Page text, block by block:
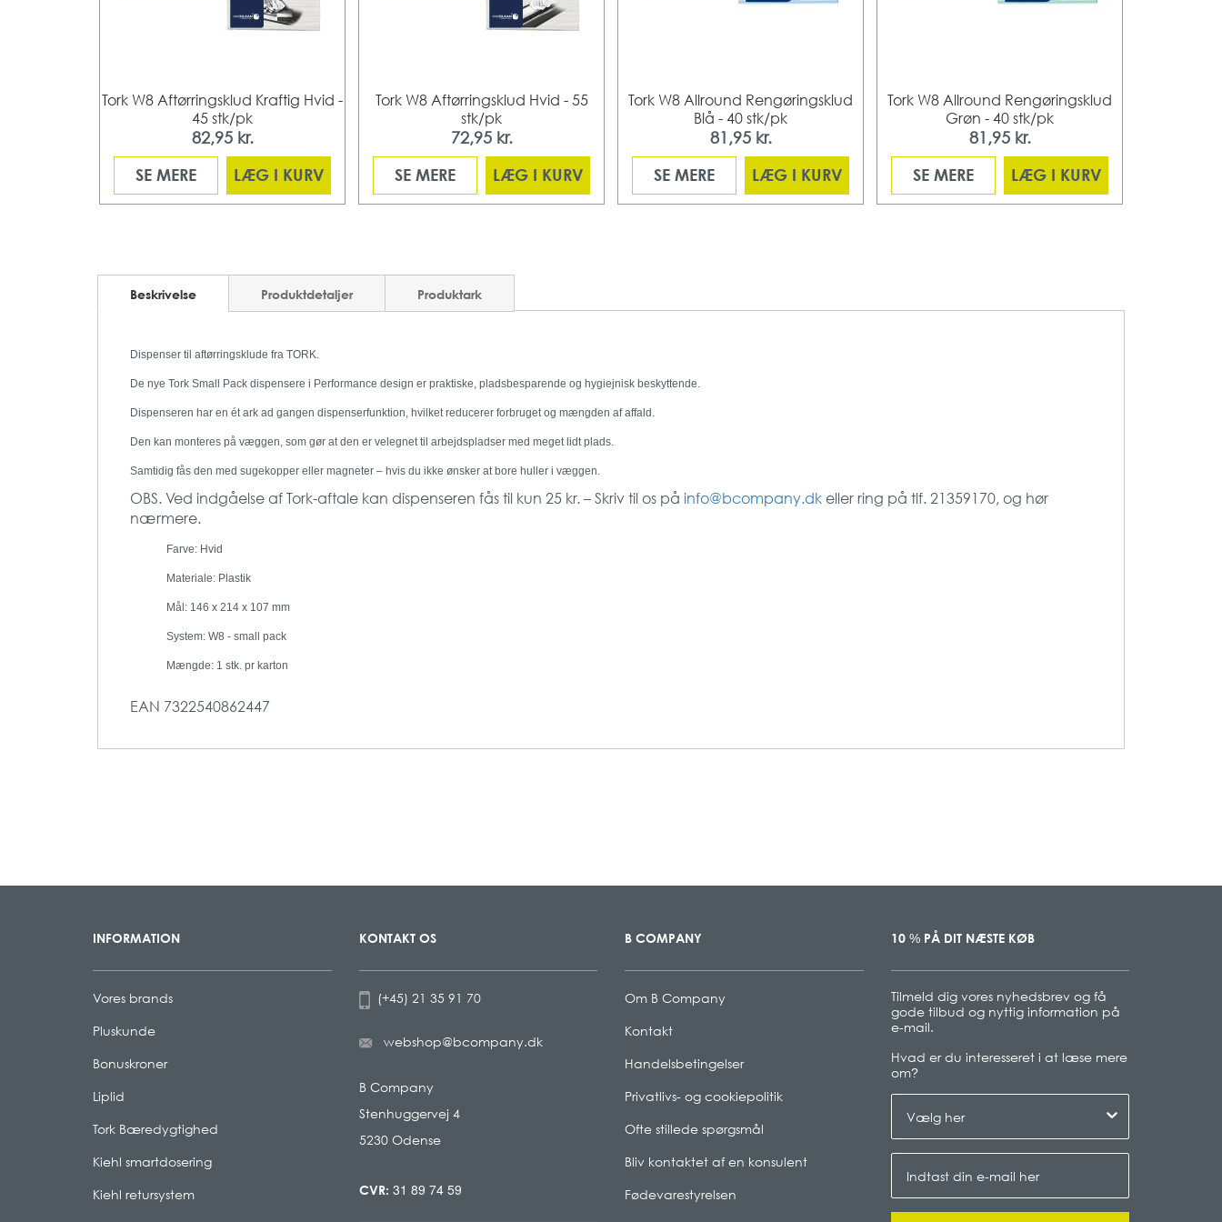
Tork W8 Aftørringsklud Kraftig Hvid -
45 stk/pk
82,95 kr.
SE MERE
LÆG I KURV
Tork W8 Aftørringsklud Hvid - 55
stk/pk
72,95 kr.
SE MERE
LÆG I KURV
Tork W8 Allround Rengøringsklud
Blå - 40 stk/pk
81,95 kr.
SE MERE
LÆG I KURV
Tork W8 Allround Rengøringsklud
Grøn - 40 stk/pk
81,95 kr.
SE MERE
LÆG I KURV
Beskrivelse
Dispenser til aftørringsklude fra TORK.
De nye Tork Small Pack dispensere i Performance design er praktiske, pladsbesparende og hygiejnisk beskyttende.
Dispenseren har en ét ark ad gangen dispenserfunktion, hvilket reducerer forbruget og mængden af affald.
Den kan monteres på væggen, som gør at den er velegnet til arbejdspladser med meget lidt plads.
Samtidig fås den med sugekopper eller magneter – hvis du ikke ønsker at bore huller i væggen.
OBS. Ved indgåelse af Tork-aftale kan dispenseren fås til kun 25 kr. – Skriv til os på info@bcompany.dk eller ring på tlf. 21359170, og hør
nærmere.
Farve: Hvid
Materiale: Plastik
Mål: 146 x 214 x 107 mm
System: W8 - small pack
Mængde: 1 stk. pr karton
EAN 7322540862447
Produktdetaljer Produktark
INFORMATION
Vores brands
Pluskunde
Bonuskroner
Liplid
Tork Bæredygtighed
Kiehl smartdosering
Kiehl retursystem
KONTAKT OS
(+45) 21 35 91 70
webshop@bcompany.dk
B Company
Stenhuggervej 4
5230 Odense
CVR: 31 89 74 59
B COMPANY
Om B Company
Kontakt
Handelsbetingelser
Privatlivs- og cookiepolitik
Ofte stillede spørgsmål
Bliv kontaktet af en konsulent
Fødevarestyrelsen
10 %PÅ DIT NÆSTE KØB
Tilmeld dig vores nyhedsbrev og få
gode tilbud og nyttig information på
e-mail.
Hvad er du interesseret i at læse mere
om?